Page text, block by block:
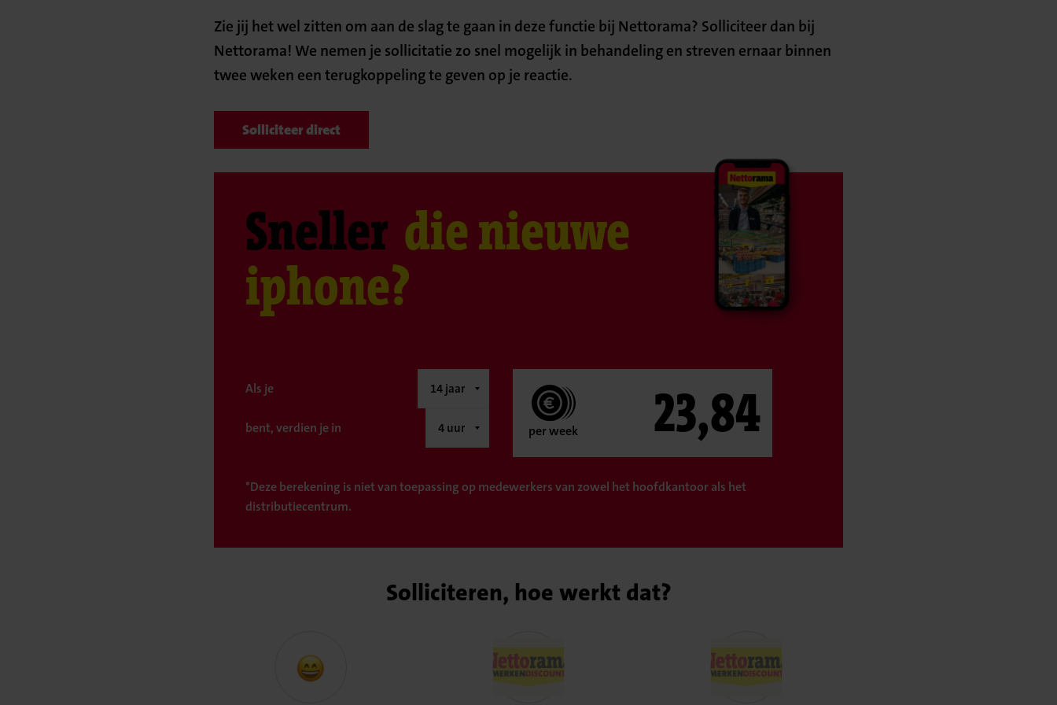
Zie jij het wel zitten om aan de slag te gaan in deze functie bij Nettorama? Solliciteer dan bij
Nettorama! We nemen je sollicitatie zo snel mogelijk in behandeling en streven ernaar binnen
twee weken een terugkoppeling te geven op je reactie.
Solliciteer direct
Sneller die nieuwe
iphone?
Als je
bent, verdien je in per week 23,84
*Deze berekening is niet van toepassing op medewerkers van zowel het hoofdkantoor als het
distributiecentrum.
Solliciteren, hoe werkt dat?